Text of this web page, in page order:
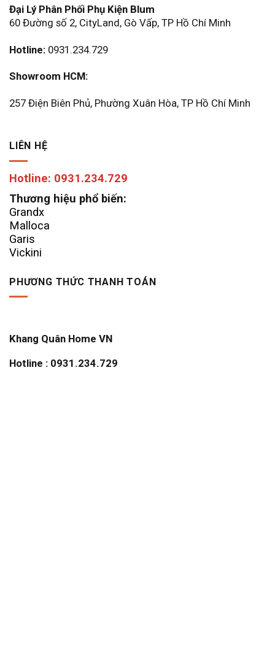
Đại Lý Phân Phối Phụ Kiện Blum
60 Đường số 2, CityLand, Gò Vấp, TP Hồ Chí Minh
Hotline: 0931.234.729
Showroom HCM:
257 Điện Biên Phủ, Phường Xuân Hòa, TP Hồ Chí Minh
LIÊN HỆ
Hotline: 0931.234.729
Thương hiệu phổ biến:
Grandx
Malloca
Garis
Vickini
PHƯƠNG THỨC THANH TOÁN
Khang Quân Home VN
Hotline : 0931.234.729